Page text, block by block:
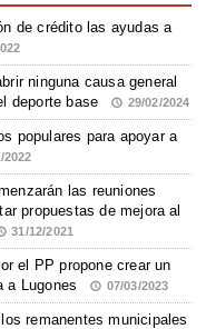
de crédito las ayudas a
ninguna causa general
deporte base
29/02/2024
populares para apoyar a
2022
las reuniones
propuestas de mejora al
31/12/2021
el PP propone crear un
a Lugones
07/03/2023
remanentes municipales